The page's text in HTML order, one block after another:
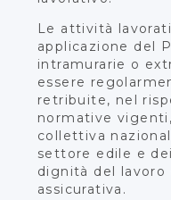
Le attività
applicazione del
intramurarie o
essere
retribuite, nel
normative
collettiva
settore edile e
dignità del
assicurativa.